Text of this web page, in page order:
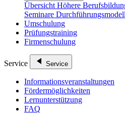
Übersicht Höhere
Seminare
Umschulung
Prüfungstraining
Firmenschulung
Service Service
Informationsveranstaltungen
Fördermöglichkeiten
Lernunterstützung
FAQ